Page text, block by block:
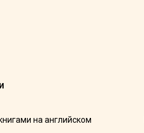
на английском